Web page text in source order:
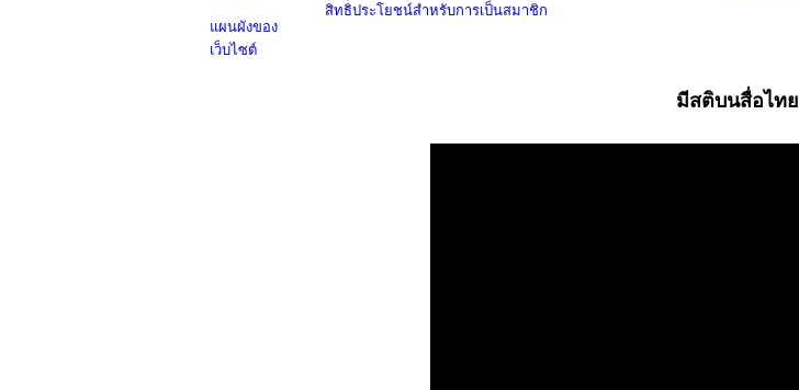
แผนผังของ
เว็บไซต์
สิทธิประโยชน์สำหรับการเป็นสมาชิก
มีสติบนสื่อไทย